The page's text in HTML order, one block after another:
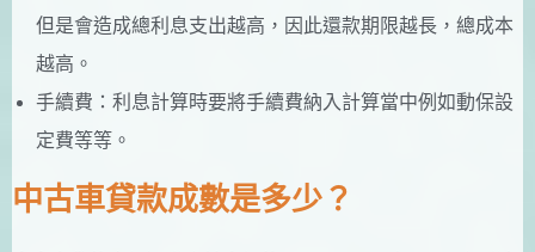
但是會造成總利息支出越高，因此還款期限越長，總成本
越高。
手續費：利息計算時要將手續費納入計算當中例如動保設
定費等等。
中古車貸款成數是多少？